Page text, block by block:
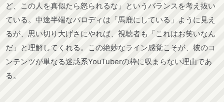
ど、この人を真似たら怒られるな」というバランスを考え抜い
ている。中途半端なパロディは「馬鹿にしている」ように見え
るが、思い切り大げさにやれば、視聴者も「これはお笑いなん
だ」と理解してくれる。この絶妙なライン感覚こそが、彼のコ
ンテンツが単なる迷惑系YouTuberの枠に収まらない理由であ
る。